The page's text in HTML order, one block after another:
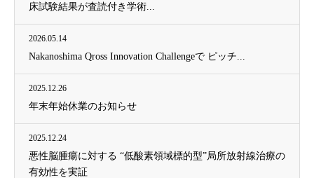
床試験結果が査読付き学術...
2026.05.14
Nakanoshima Qross Innovation Challengeで ピッチ...
2025.12.26
年末年始休業のお知らせ
2025.12.24
悪性脳腫瘍に対する “低酸素領域標的型”局所放射線治療の
有効性を実証